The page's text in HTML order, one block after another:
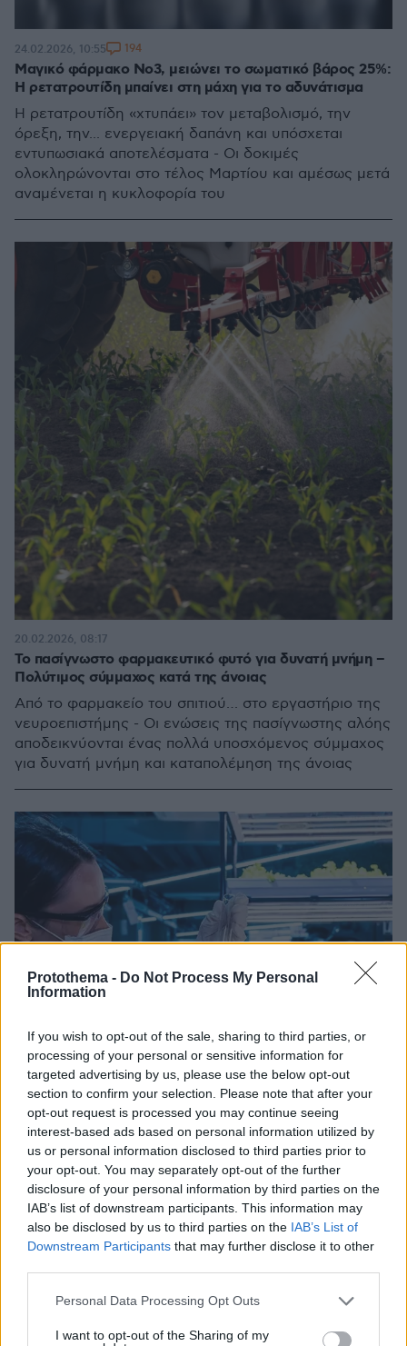
Protothema - Do Not Process My Personal
Information
If you wish to opt-out of the sale, sharing to third parties, or
processing of your personal or sensitive information for
targeted advertising by us, please use the below opt-out
section to confirm your selection. Please note that after your
opt-out request is processed you may continue seeing
interest-based ads based on personal information utilized by
us or personal information disclosed to third parties prior to
your opt-out. You may separately opt-out of the further
disclosure of your personal information by third parties on the
IAB’s list of downstream participants. This information may
also be disclosed by us to third parties on the IAB’s List of
Downstream Participants that may further disclose it to other
Please note that this website/app uses one or more Google
not limited to your visit or usage behaviour. You may click to
Personal Data Processing Opt Outs
I want to opt-out of the Sharing of my
Μαγικό φάρμακο Νο3, μειώνει το σωματικό βάρος 25%:
Η ρετατρουτίδη μπαίνει στη μάχη για το αδυνάτισμα
Η ρετατρουτίδη «χτυπάει» τον μεταβολισμό, την
όρεξη, την... ενεργειακή δαπάνη και υπόσχεται
εντυπωσιακά αποτελέσματα - Οι δοκιμές
ολοκληρώνονται στο τέλος Μαρτίου και αμέσως μετά
αναμένεται η κυκλοφορία του
24.02.2026, 10:55 194
Το πασίγνωστο φαρμακευτικό φυτό για δυνατή μνήμη –
Πολύτιμος σύμμαχος κατά της άνοιας
Από το φαρμακείο του σπιτιού… στο εργαστήριο της
νευροεπιστήμης - Οι ενώσεις της πασίγνωστης αλόης
αποδεικνύονται ένας πολλά υποσχόμενος σύμμαχος
για δυνατή μνήμη και καταπολέμηση της άνοιας
20.02.2026, 08:17
Ένας καθηγητής παρουσιάζει 10 τοξικά φυτά με
θεραπευτική δράση
Ορισμένα φυτά μπορούν να θεραπεύσουν, αλλά
χωρίς καθοδήγηση και σωστή δοσολογία μπορεί να
γίνουν εξαιρετικά επικίνδυνα. Ένας καθηγητής
αναλύει όλα όσα θα πρέπει να γνωρίζουμε για φυτά
09.02.2026, 13:01